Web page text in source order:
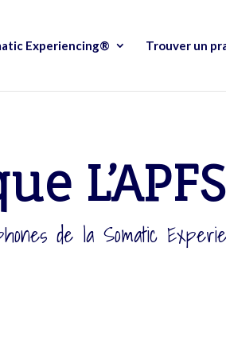
Experiencing® Trouver un
de la Somatic